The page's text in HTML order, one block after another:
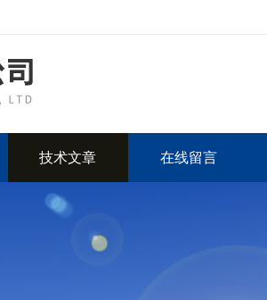
技术文章 在线留言